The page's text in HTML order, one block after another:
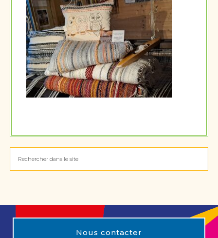
Nous contacter